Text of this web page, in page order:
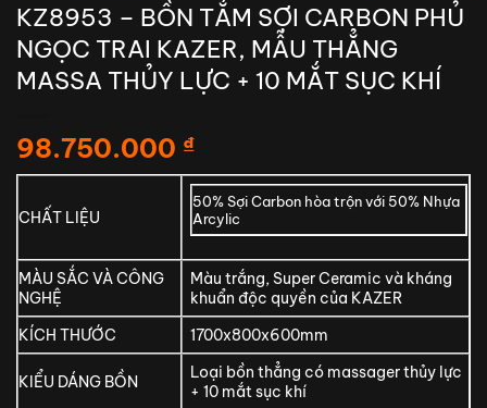
KZ8953 – BỒN TẮM SỢI CARBON PHỦ
NGỌC TRAI KAZER, MẪU THẲNG
MASSA THỦY LỰC + 10 MẮT SỤC KHÍ
98.750.000 ₫
CHẤT LIỆU
50% Sợi Carbon hòa trộn với 50% Nhựa
Arcylic
MÀU SẮC VÀ CÔNG
NGHỆ
Màu trắng, Super Ceramic và kháng
khuẩn độc quyền của KAZER
KÍCH THƯỚC
1700x800x600mm
KIỂU DÁNG BỒN
Loại bồn thẳng có massager thủy lực
+ 10 mắt sục khí